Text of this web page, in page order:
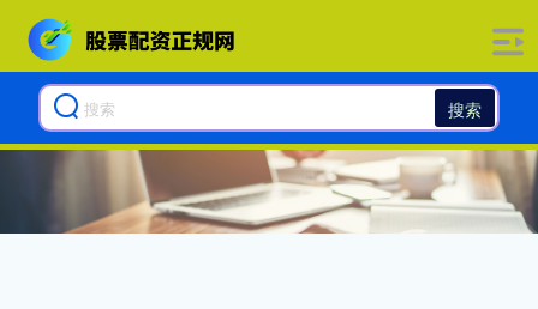
搜索